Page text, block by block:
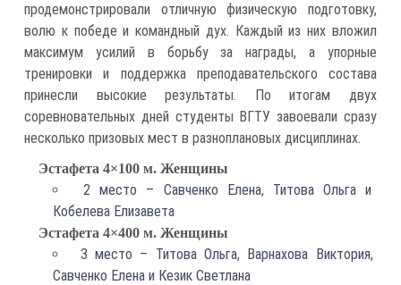
продемонстрировали отличную физическую подготовку,
волю к победе и командный дух. Каждый из них вложил
максимум усилий в борьбу за награды, а упорные
тренировки и поддержка преподавательского состава
принесли высокие результаты. По итогам двух
соревновательных дней студенты ВГТУ завоевали сразу
несколько призовых мест в разноплановых дисциплинах.
Эстафета 4×100 м. Женщины
2 место – Савченко Елена, Титова Ольга и
Кобелева Елизавета
Эстафета 4×400 м. Женщины
3 место – Титова Ольга, Варнахова Виктория,
Савченко Елена и Кезик Светлана